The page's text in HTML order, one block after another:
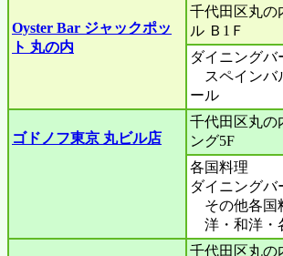
Oyster Bar ジャックポッ
ト 丸の内
千代田区丸の
ル Ｂ1Ｆ
ダイニングバ
スペインバ
ール
ゴドノフ東京 丸ビル店
千代田区丸の
ング5F
各国料理
ダイニングバ
その他各国
洋・和洋・
千代田区丸の